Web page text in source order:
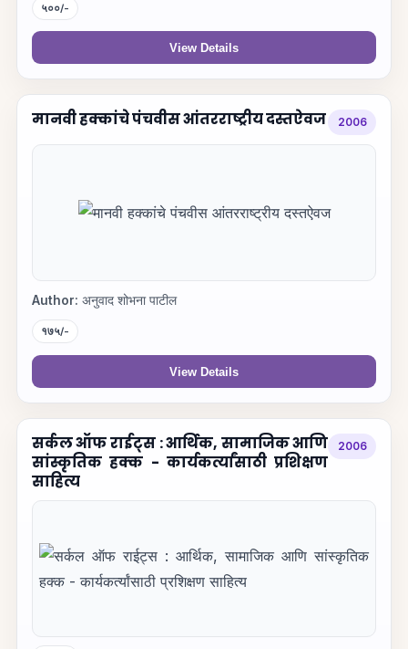
५००/-
View Details
मानवी हक्कांचे पंचवीस आंतरराष्ट्रीय दस्तऐवज 2006
Author: अनुवाद शोभना पाटील
१७५/-
View Details
सर्कल ऑफ राईट्स : आर्थिक, सामाजिक आणि
सांस्कृतिक हक्क - कार्यकर्त्यांसाठी प्रशिक्षण
साहित्य
2006